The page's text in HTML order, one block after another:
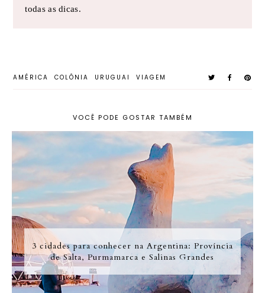
todas as dicas.
AMÉRICA COLÔNIA URUGUAI VIAGEM
VOCÊ PODE GOSTAR TAMBÉM
3 cidades para conhecer na Argentina: Província
de Salta, Purmamarca e Salinas Grandes